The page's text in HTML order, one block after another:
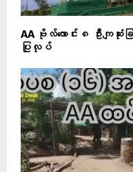
AA ဗိုလ်လောင်း ၈ ဦးကျ
ပြုလုပ်